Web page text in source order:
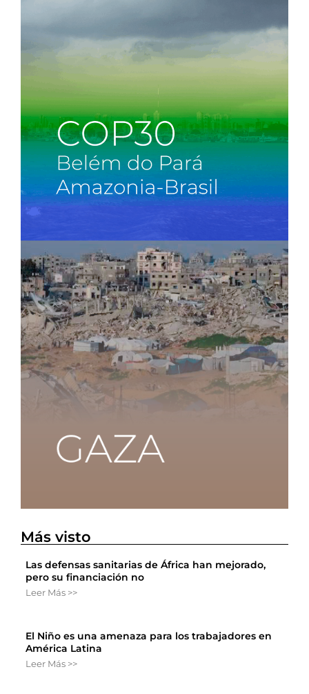
Más visto
Las defensas sanitarias de África han mejorado,
pero su financiación no
Leer Más >>
El Niño es una amenaza para los trabajadores en
América Latina
Leer Más >>